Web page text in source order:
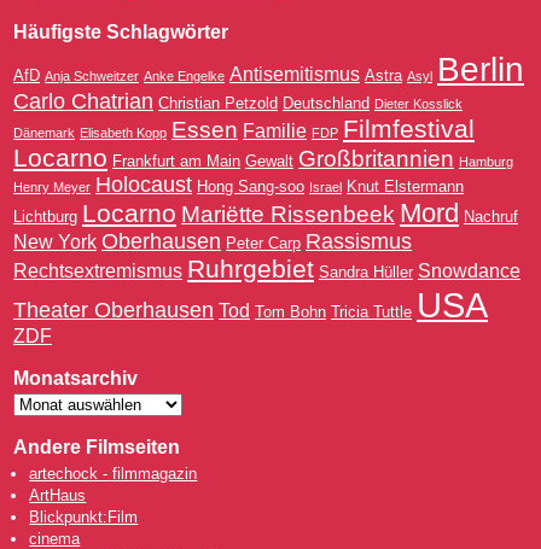
Häufigste Schlagwörter
AfD Anja Schweitzer Anke Engelke Antisemitismus Astra Asyl Berlin
Carlo Chatrian Christian Petzold Deutschland Dieter Kosslick
Dänemark Elisabeth Kopp Essen Familie FDP Filmfestival
Locarno Frankfurt am Main Gewalt Großbritannien Hamburg
Henry Meyer Holocaust Hong Sang-soo Israel Knut Elstermann
Lichtburg Locarno Mariëtte Rissenbeek Mord Nachruf
New York Oberhausen Peter Carp Rassismus
Rechtsextremismus Ruhrgebiet Sandra Hüller Snowdance
Theater Oberhausen Tod Tom Bohn Tricia Tuttle USA
ZDF
Monatsarchiv
Andere Filmseiten
artechock - filmmagazin
ArtHaus
Blickpunkt:Film
cinema